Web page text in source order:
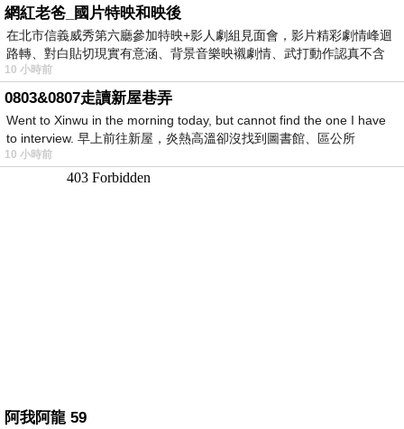
網紅老爸_國片特映和映後
在北市信義威秀第六廳參加特映+影人劇組見面會，影片精彩劇情峰迴
路轉、對白貼切現實有意涵、背景音樂映襯劇情、武打動作認真不含
糊、
10 小時前
0803&0807走讀新屋巷弄
Went to Xinwu in the morning today, but cannot find the one I have
to interview. 早上前往新屋，炎熱高溫卻沒找到圖書館、區公所
10 小時前
阿我阿龍 59